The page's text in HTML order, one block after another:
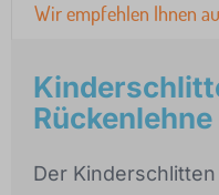
Wir empfehlen Ihnen
Der